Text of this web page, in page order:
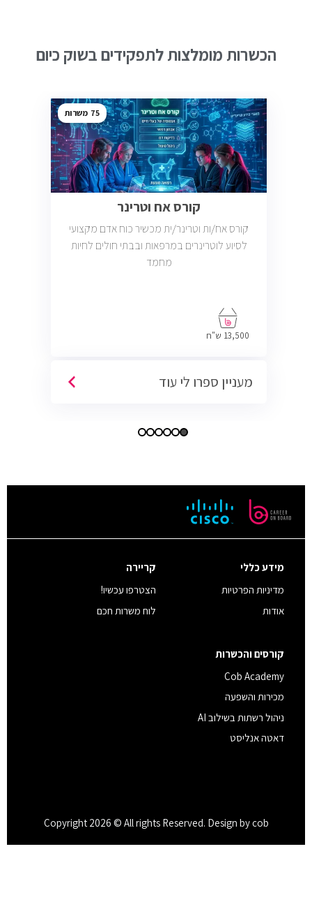
הכשרות מומלצות לתפקידים בשוק כיום
75
קורס אח וטרינר
קורס אח/ות וטרינר/ית מכשיר כוח אדם מקצועי
לסיוע לוטרינרים במרפאות ובבתי חולים לחיות
מחמד
13,500 ש"ח
מעניין ספרו לי עוד
מידע כללי
מדיניות הפרטיות
אודות
קריירה
הצטרפו עכשיו!
לוח משרות חכם
קורסים והכשרות
Cob Academy
מכירות והשפעה
ניהול רשתות בשילוב AI
דאטה אנליסט
Copyright 2026 © All rights Reserved. Design by cob